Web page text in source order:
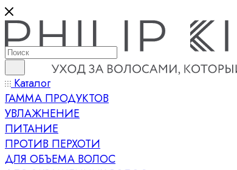
Каталог
ГАММА ПРОДУКТОВ
УВЛАЖНЕНИЕ
ПИТАНИЕ
ПРОТИВ ПЕРХОТИ
ДЛЯ ОБЪЕМА ВОЛОС